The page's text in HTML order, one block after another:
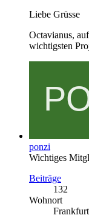
Liebe Grüsse
Octavianus,
wichtigsten
ponzi
Wichtiges
Beiträge
132
Wohnort
Frankfurt